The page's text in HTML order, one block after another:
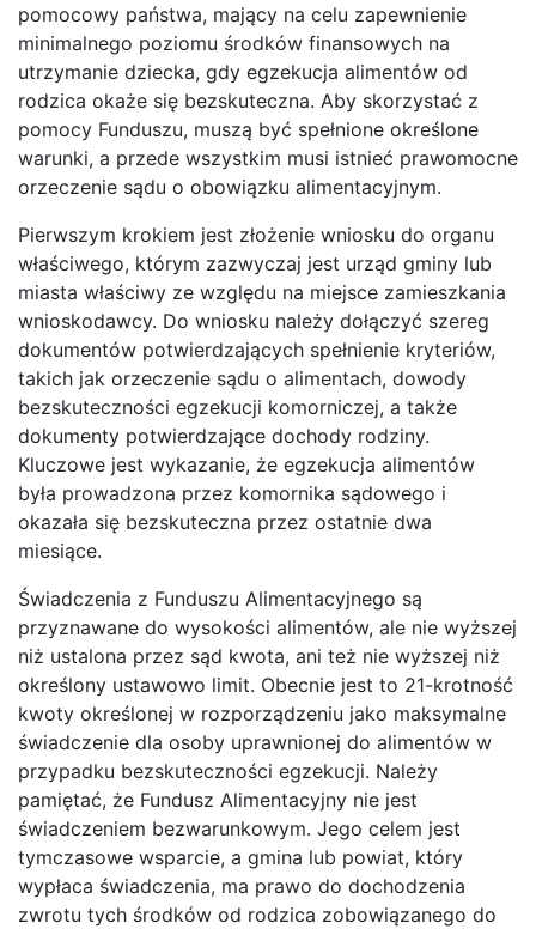
pomocowy państwa, mający na celu zapewnienie
minimalnego poziomu środków finansowych na
utrzymanie dziecka, gdy egzekucja alimentów od
rodzica okaże się bezskuteczna. Aby skorzystać z
pomocy Funduszu, muszą być spełnione określone
warunki, a przede wszystkim musi istnieć prawomocne
orzeczenie sądu o obowiązku alimentacyjnym.
Pierwszym krokiem jest złożenie wniosku do organu
właściwego, którym zazwyczaj jest urząd gminy lub
miasta właściwy ze względu na miejsce zamieszkania
wnioskodawcy. Do wniosku należy dołączyć szereg
dokumentów potwierdzających spełnienie kryteriów,
takich jak orzeczenie sądu o alimentach, dowody
bezskuteczności egzekucji komorniczej, a także
dokumenty potwierdzające dochody rodziny.
Kluczowe jest wykazanie, że egzekucja alimentów
była prowadzona przez komornika sądowego i
okazała się bezskuteczna przez ostatnie dwa
miesiące.
Świadczenia z Funduszu Alimentacyjnego są
przyznawane do wysokości alimentów, ale nie wyższej
niż ustalona przez sąd kwota, ani też nie wyższej niż
określony ustawowo limit. Obecnie jest to 21-krotność
kwoty określonej w rozporządzeniu jako maksymalne
świadczenie dla osoby uprawnionej do alimentów w
przypadku bezskuteczności egzekucji. Należy
pamiętać, że Fundusz Alimentacyjny nie jest
świadczeniem bezwarunkowym. Jego celem jest
tymczasowe wsparcie, a gmina lub powiat, który
wypłaca świadczenia, ma prawo do dochodzenia
zwrotu tych środków od rodzica zobowiązanego do